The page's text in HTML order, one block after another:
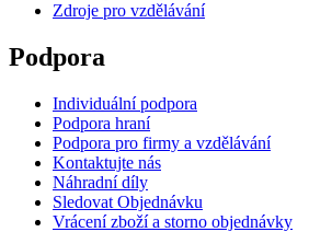
Zdroje pro vzdělávání
Podpora
Individuální podpora
Podpora hraní
Podpora pro firmy a vzdělávání
Kontaktujte nás
Náhradní díly
Sledovat Objednávku
Vrácení zboží a storno objednávky